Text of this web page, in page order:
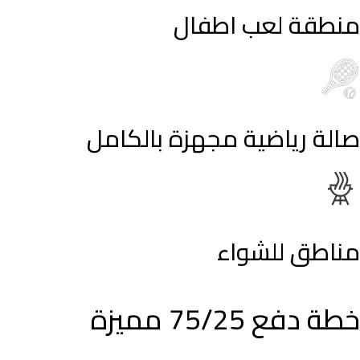
منطقة لعب اطفال
صالة رياضية مجهزة بالكامل
مناطق للشواء
خطة دفع 75/25 مميزة